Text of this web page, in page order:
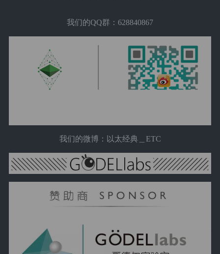
我们的QQ群：628840867
我们的微博：以太经典＿ETC